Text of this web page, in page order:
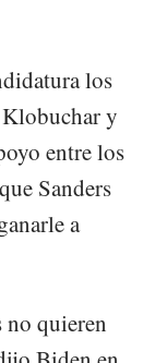
los
y
entre los
Sanders
a
no quieren